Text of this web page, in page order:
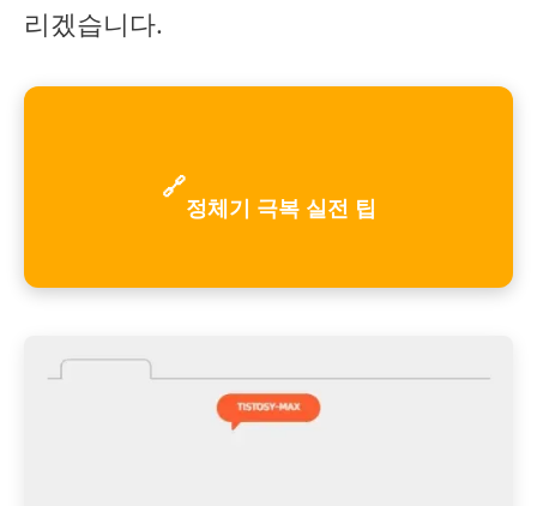
리겠습니다.
🔗
정체기 극복 실전 팁